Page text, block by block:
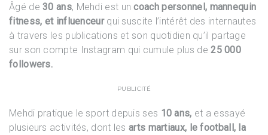
Âgé de30 ans, Mehdi est uncoach personnel, mannequin
fitness, et influenceurqui suscite l’intérêt des internautes
à travers les publications et son quotidien qu’il partage
sur son compte Instagram qui cumule plus de25 000
followers.
PUBLICITÉ
Mehdi pratique le sport depuis ses 10 ans, et a essayé
plusieurs activités, dont lesarts martiaux, le football, la